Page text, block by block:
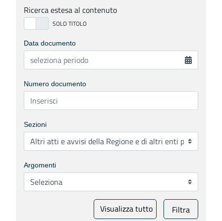
Ricerca estesa al contenuto
Data documento
Numero documento
Sezioni
Argomenti
Visualizza tutto Filtra